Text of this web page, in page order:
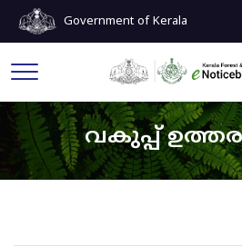
Government of Kerala
വകുപ്പ്